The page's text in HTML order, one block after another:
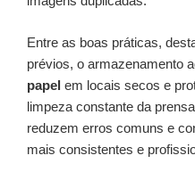
Entre as boas práticas,
prévios, o armazenamento
papel em locais secos e
limpeza constante da
reduzem erros comuns e
mais consistentes e